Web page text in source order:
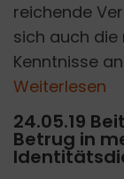
reichende
sich auch
Kenntnisse
Weiterlesen
24.05.19
Betrug in